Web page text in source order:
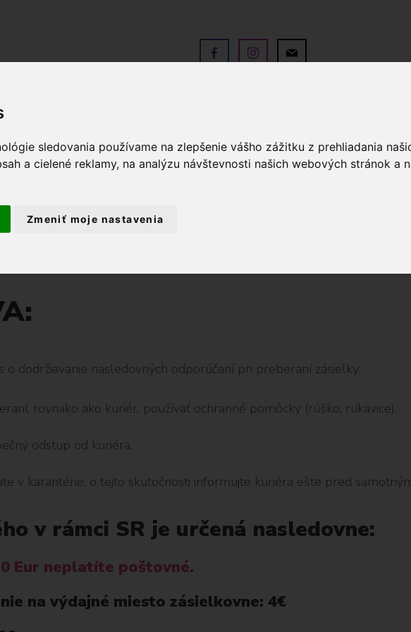
sledovania používame na zlepšenie vášho zážitku z prehliadania
a cielené reklamy, na analýzu návštevnosti našich webových stránok a
Zmeniť moje nastavenia
DOMOV OBCHOD SLUŽBY
o dodržiavanie nasledovných odporúčaní pri preberaní zásielky:
rovnako ako kuriér, používať ochranné pomôcky (rúško, rukavice).
odstup od kuriéra.
v karanténe, o tejto skutočnosti informujte kuriéra ešte pred
v rámci SR je určená nasledovne:
Eur neplatíte poštovné.
na výdajné miesto zásielkovne: 4€